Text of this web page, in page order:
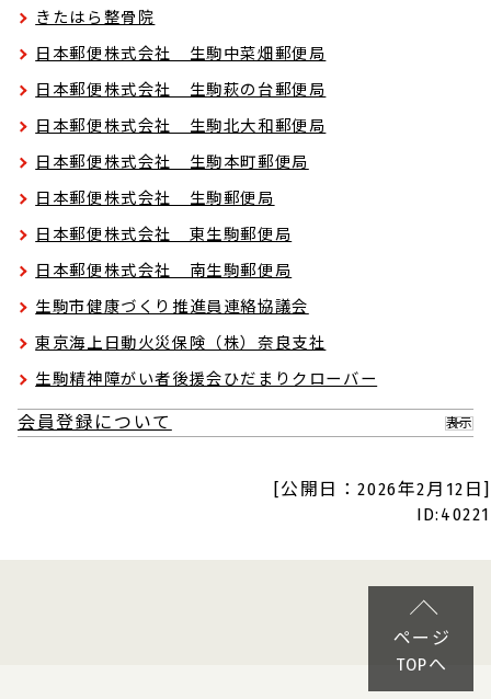
きたはら整骨院
日本郵便株式会社 生駒中菜畑郵便局
日本郵便株式会社 生駒萩の台郵便局
日本郵便株式会社 生駒北大和郵便局
日本郵便株式会社 生駒本町郵便局
日本郵便株式会社 生駒郵便局
日本郵便株式会社 東生駒郵便局
日本郵便株式会社 南生駒郵便局
生駒市健康づくり推進員連絡協議会
東京海上日動火災保険（株）奈良支社
生駒精神障がい者後援会ひだまりクローバー
会員登録について 表示
[公開日：2026年2月12日]
ID:40221
ページ
TOPへ